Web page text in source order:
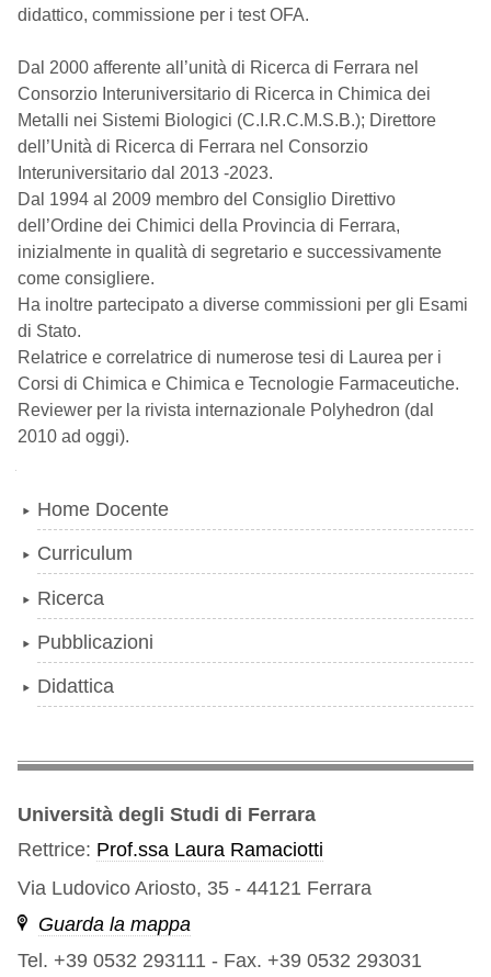
didattico, commissione per i test OFA.
Dal 2000 afferente all’unità di Ricerca di Ferrara nel
Consorzio Interuniversitario di Ricerca in Chimica dei
Metalli nei Sistemi Biologici (C.I.R.C.M.S.B.); Direttore
dell’Unità di Ricerca di Ferrara nel Consorzio
Interuniversitario dal 2013 -2023.
Dal 1994 al 2009 membro del Consiglio Direttivo
dell’Ordine dei Chimici della Provincia di Ferrara,
inizialmente in qualità di segretario e successivamente
come consigliere.
Ha inoltre partecipato a diverse commissioni per gli Esami
di Stato.
Relatrice e correlatrice di numerose tesi di Laurea per i
Corsi di Chimica e Chimica e Tecnologie Farmaceutiche.
Reviewer per la rivista internazionale Polyhedron (dal
2010 ad oggi).
Home Docente
Curriculum
Ricerca
Pubblicazioni
Didattica
Università degli Studi di Ferrara
Rettrice: Prof.ssa Laura Ramaciotti
Via Ludovico Ariosto, 35 - 44121 Ferrara
Guarda la mappa
Tel. +39 0532 293111 - Fax. +39 0532 293031